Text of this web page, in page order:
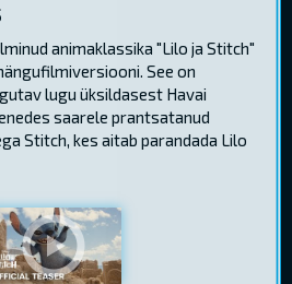
animaklassika "Lilo ja Stitch"
See on
lugu üksildasest Havai
saarele prantsatanud
Stitch, kes aitab parandada Lilo